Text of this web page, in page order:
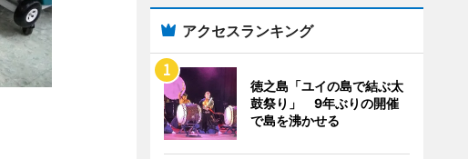
アクセスランキング
徳之島「ユイの島で結ぶ太
鼓祭り」 9年ぶりの開催
で島を沸かせる